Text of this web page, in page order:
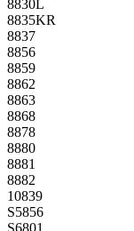
8830L
8835KR
8837
8856
8859
8862
8863
8868
8878
8880
8881
8882
10839
S5856
S6801